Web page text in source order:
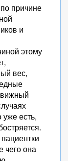
причине
и
этому
вес,
есть,
чего она